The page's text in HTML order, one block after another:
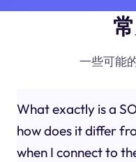
一些可能
What exactly is a
how does it differ
when I connect to